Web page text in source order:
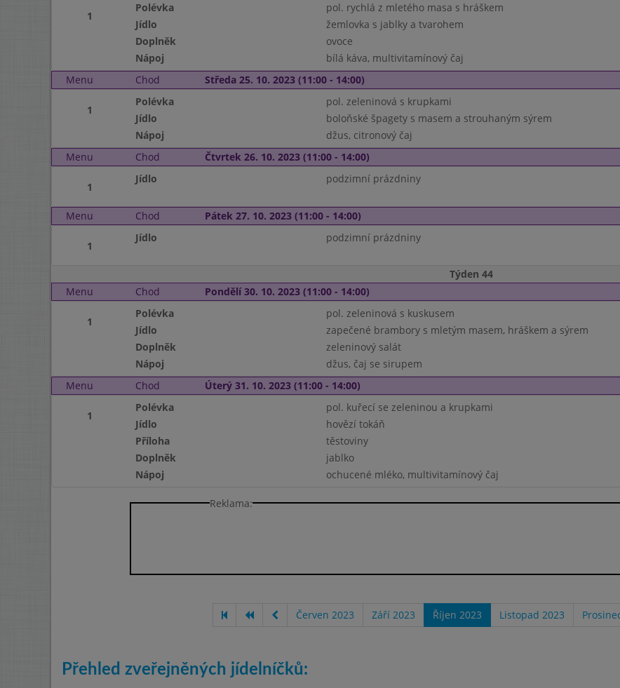
1
Polévka pol. rychlá z mletého masa s hráškem
Jídlo
žemlovka s jablky a tvarohem
Doplněk
ovoce
Nápoj
bílá káva, multivitamínový čaj
Menu
Chod Středa 25. 10. 2023 (11:00 - 14:00)
1
Polévka pol. zeleninová s krupkami
Jídlo
boloňské špagety s masem a strouhaným sýrem
Nápoj
džus, citronový čaj
Menu
Chod Čtvrtek 26. 10. 2023 (11:00 - 14:00)
1
Jídlo podzimní prázdniny
Menu Chod Pátek 27. 10. 2023 (11:00 - 14:00)
1
Jídlo podzimní prázdniny
Týden 44
Menu
Chod Pondělí 30. 10. 2023 (11:00 - 14:00)
1
Polévka pol. zeleninová s kuskusem
Jídlo
zapečené brambory s mletým masem, hráškem a sýrem
Doplněk
zeleninový salát
Nápoj
džus, čaj se sirupem
Menu
Chod Úterý 31. 10. 2023 (11:00 - 14:00)
1
Polévka pol. kuřecí se zeleninou a krupkami
Jídlo
hovězí tokáň
Příloha
těstoviny
Doplněk
jablko
Nápoj
ochucené mléko, multivitamínový čaj
Reklama:
Červen 2023 Září 2023 Říjen 2023 Listopad 2023
Přehled zveřejněných jídelníčků: